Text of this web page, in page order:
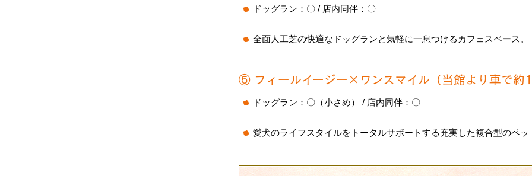
ドッグラン：〇 / 店内同伴：〇
全面人工芝の快適なドッグランと気軽に一息つけるカフェスペース。
⑤ フィールイージー×ワンスマイル（当館より車で約
ドッグラン：〇（小さめ） / 店内同伴：〇
愛犬のライフスタイルをトータルサポートする充実した複合型のペッ